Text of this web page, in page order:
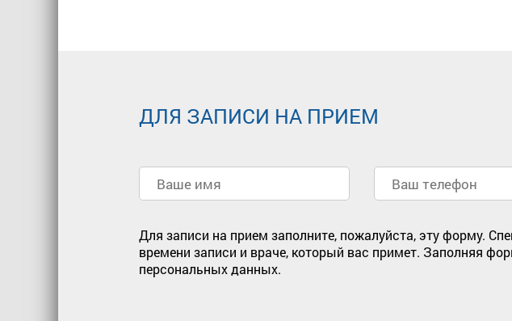
ДЛЯ ЗАПИСИ НА ПРИЕМ
Для записи на прием заполните, пожалуйста, эту форму.
времени записи и враче, который вас примет. Заполняя
персональных данных.